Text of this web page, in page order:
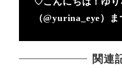
（@yurina_eye）
関連